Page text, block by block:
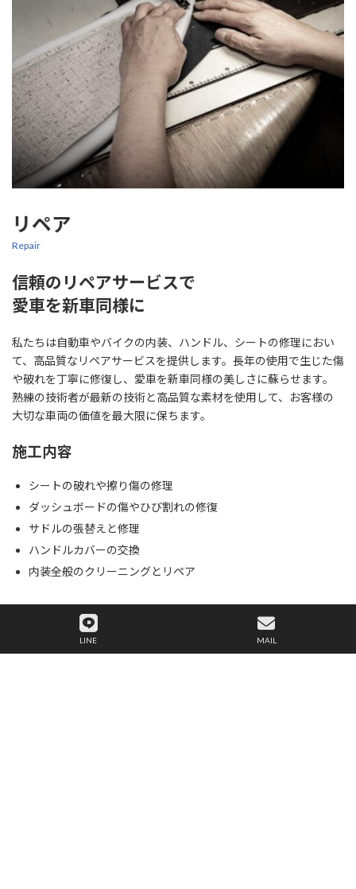
リペア
Repair
信頼のリペアサービスで
愛車を新車同様に
私たちは自動車やバイクの内装、ハンドル、シートの修理におい
て、高品質なリペアサービスを提供します。長年の使用で生じた傷
や破れを丁寧に修復し、愛車を新車同様の美しさに蘇らせます。
熟練の技術者が最新の技術と高品質な素材を使用して、お客様の
大切な車両の価値を最大限に保ちます。
施工内容
シートの破れや擦り傷の修理
ダッシュボードの傷やひび割れの修復
サドルの張替えと修理
ハンドルカバーの交換
内装全般のクリーニングとリペア
LINE MAIL